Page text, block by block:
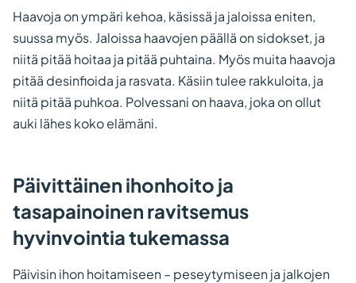
Haavoja on ympäri kehoa, käsissä ja jaloissa eniten,
suussa myös. Jaloissa haavojen päällä on sidokset, ja
niitä pitää hoitaa ja pitää puhtaina. Myös muita haavoja
pitää desinfioida ja rasvata. Käsiin tulee rakkuloita, ja
niitä pitää puhkoa. Polvessani on haava, joka on ollut
auki lähes koko elämäni.
Päivittäinen ihonhoito ja
tasapainoinen ravitsemus
hyvinvointia tukemassa
Päivisin ihon hoitamiseen – peseytymiseen ja jalkojen